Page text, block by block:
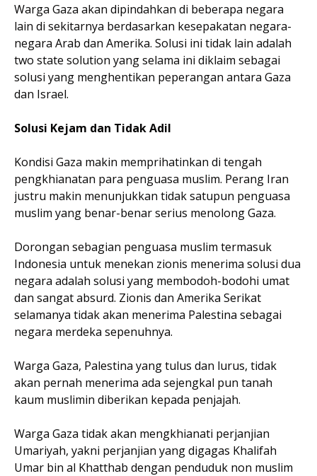
Warga Gaza akan dipindahkan di beberapa negara
lain di sekitarnya berdasarkan kesepakatan negara-
negara Arab dan Amerika. Solusi ini tidak lain adalah
two state solution yang selama ini diklaim sebagai
solusi yang menghentikan peperangan antara Gaza
dan Israel.
Solusi Kejam dan Tidak Adil
Kondisi Gaza makin memprihatinkan di tengah
pengkhianatan para penguasa muslim. Perang Iran
justru makin menunjukkan tidak satupun penguasa
muslim yang benar-benar serius menolong Gaza.
Dorongan sebagian penguasa muslim termasuk
Indonesia untuk menekan zionis menerima solusi dua
negara adalah solusi yang membodoh-bodohi umat
dan sangat absurd. Zionis dan Amerika Serikat
selamanya tidak akan menerima Palestina sebagai
negara merdeka sepenuhnya.
Warga Gaza, Palestina yang tulus dan lurus, tidak
akan pernah menerima ada sejengkal pun tanah
kaum muslimin diberikan kepada penjajah.
Warga Gaza tidak akan mengkhianati perjanjian
Umariyah, yakni perjanjian yang digagas Khalifah
Umar bin al Khatthab dengan penduduk non muslim